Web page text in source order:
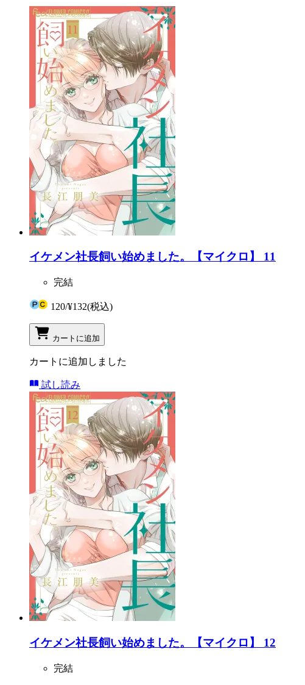
イケメン社長飼い始めました。【マイクロ】 11
完結
120/¥132(税込)
カートに追加
カートに追加しました
試し読み
イケメン社長飼い始めました。【マイクロ】 12
完結